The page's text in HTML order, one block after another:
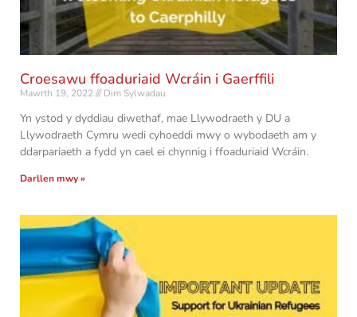
Croesawu ffoaduriaid Wcráin i Gaerffili
Mawrth 19, 2022 Dim Sylwadau
Yn ystod y dyddiau diwethaf, mae Llywodraeth y DU a
Llywodraeth Cymru wedi cyhoeddi mwy o wybodaeth am y
ddarpariaeth a fydd yn cael ei chynnig i ffoaduriaid Wcráin.
Darllen mwy »